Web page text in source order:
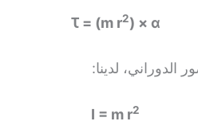
Ꚍ = (m r2) × α
لدينا:
I = m r2